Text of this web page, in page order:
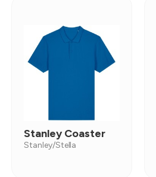
Stanley Coaster
Stanley/Stella